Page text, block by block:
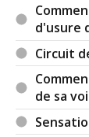
d'usure
Circuit
de sa